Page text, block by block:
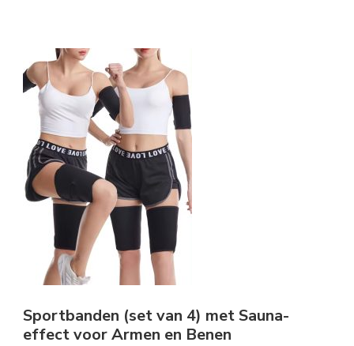
Sportbanden (set van 4) met Sauna-
effect voor Armen en Benen